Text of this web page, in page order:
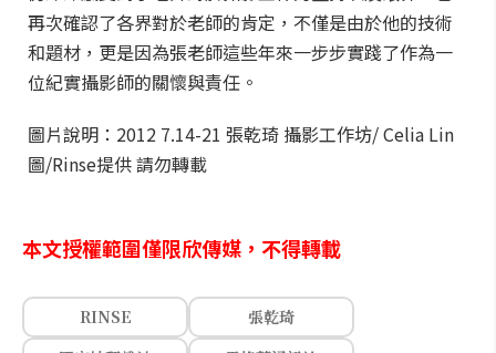
再次確認了各界對於老師的肯定，不僅是由於他的技術
和題材，更是因為張老師這些年來一步步實踐了作為一
位紀實攝影師的關懷與責任。
圖片說明：2012 7.14-21 張乾琦 攝影工作坊/ Celia Lin
圖/Rinse提供 請勿轉載
本文授權範圍僅限欣傳媒，不得轉載
RINSE
張乾琦